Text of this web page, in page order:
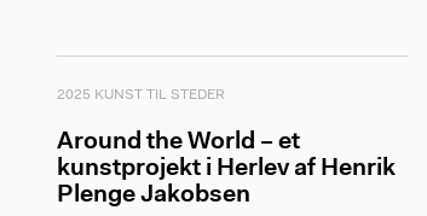
2025 KUNST TIL STEDER
Around the World – et
kunstprojekt i Herlev af Henrik
Plenge Jakobsen